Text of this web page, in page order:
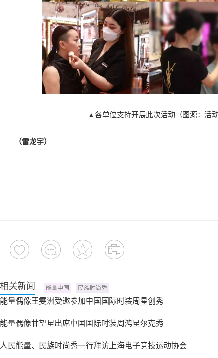
▲各单位支持开展此次活动（图源：活
（雷龙宇）
相关新闻 能量中国 民族时尚秀
能量偶像王雯洲受邀参加中国国际时装周星创秀
能量偶像甘望星出席中国国际时装周鸿星尔克秀
人民能量、民族时尚秀一行拜访上海电子竞技运动协会